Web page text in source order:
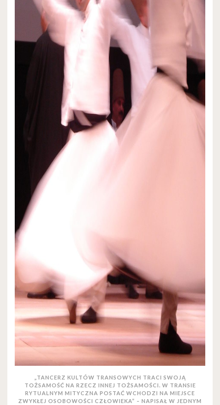
„TANCERZ KULTÓW TRANSOWYCH TRACI SWOJĄ
TOŻSAMOŚĆ NA RZECZ INNEJ TOŻSAMOŚCI. W TRANSIE
RYTUALNYM MITYCZNA POSTAĆ WCHODZI NA MIEJSCE
ZWYKŁEJ OSOBOWOŚCI CZŁOWIEKA” – NAPISAŁ W JEDNYM